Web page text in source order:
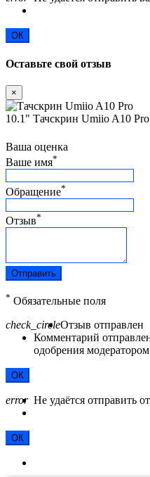
ОК
Оставьте свой отзыв
×
10.1" Тачскрин Umiio A10 Pro
Ваша оценка
Ваше имя*
Обращение*
Отзыв*
Отправить
* Обязательные поля
check_circleОтзыв отправлен
Комментарий
одобрения
ОК
error Не удаётся отправить
ОК